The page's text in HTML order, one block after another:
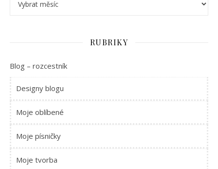
RUBRIKY
Blog – rozcestník
Designy blogu
Moje oblíbené
Moje písničky
Moje tvorba